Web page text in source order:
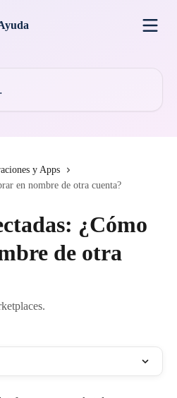
y Apps
en nombre de otra cuenta?
¿Cómo
de otra